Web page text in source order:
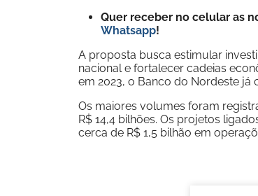
Quer receber no celular as
Whatsapp!
A proposta busca estimular
nacional e fortalecer cadeias
em 2023, o Banco do Nordeste já
Os maiores volumes foram
R$ 14,4 bilhões. Os projetos
cerca de R$ 1,5 bilhão em